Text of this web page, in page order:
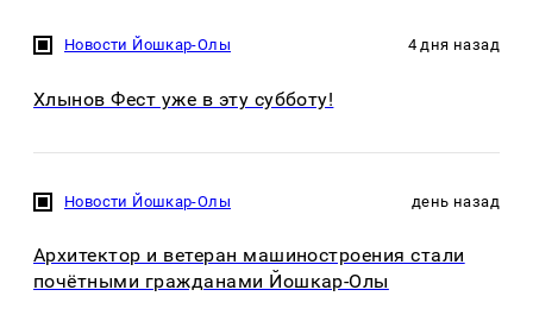
Новости Йошкар-Олы 4 дня назад
Хлынов Фест уже в эту субботу!
Новости Йошкар-Олы день назад
Архитектор и ветеран машиностроения стали
почётными гражданами Йошкар-Олы